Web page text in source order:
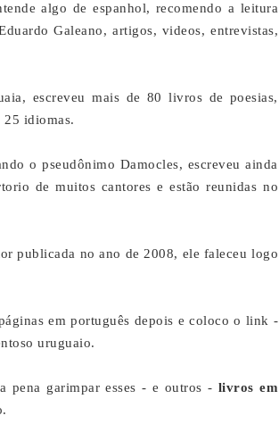
algo de espanhol, recomendo a leitura
Galeano, artigos, videos, entrevistas,
escreveu mais de 80 livros de poesias,
25 idiomas.
o pseudônimo Damocles, escreveu ainda
de muitos cantores e estão reunidas no
publicada no ano de 2008, ele faleceu logo
em português depois e coloco o link -
uruguaio.
pena garimpar esses - e outros - livros em